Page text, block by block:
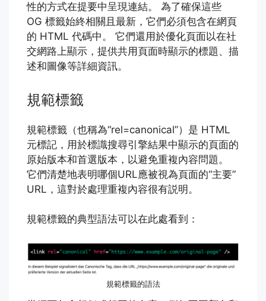
性的方式在提要中呈現連結。 為了確保這些
OG 標籤始終相關且最新，它們必須包含在網頁
的 HTML 代碼中。 它們還用於優化頁面以在社
交網路上顯示，提供共用頁面時顯示的標題、描
述和圖像等詳細資訊。
規範標籤
規範標籤（也稱為“rel=canonical”）是 HTML
元標記，用於標識搜尋引擎結果中顯示的頁面的
原始版本和首選版本，以避免重複內容問題。
它們清楚地表明哪個URL應被視為頁面的“主要”
URL，這對於處理重複內容很有説明。
規範標籤的典型語法可以在此處看到：
規範標籤的語法